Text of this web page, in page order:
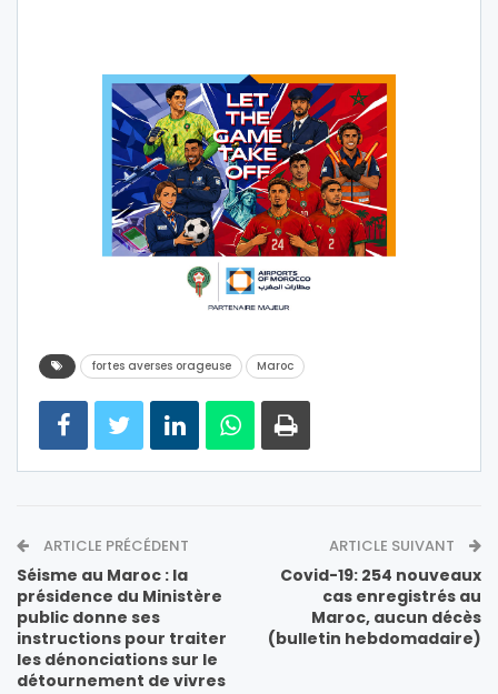
fortes averses orageuse Maroc
ARTICLE PRÉCÉDENT
Séisme au Maroc : la
présidence du Ministère
public donne ses
instructions pour traiter
les dénonciations sur le
détournement de vivres
ARTICLE SUIVANT
Covid-19: 254 nouveaux
cas enregistrés au
Maroc, aucun décès
(bulletin hebdomadaire)